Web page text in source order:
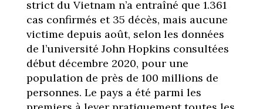
strict du Vietnam n’a entraîné que 1.361
cas confirmés et 35 décès, mais aucune
victime depuis août, selon les données
de l’université John Hopkins consultées
début décembre 2020, pour une
population de près de 100 millions de
personnes. Le pays a été parmi les